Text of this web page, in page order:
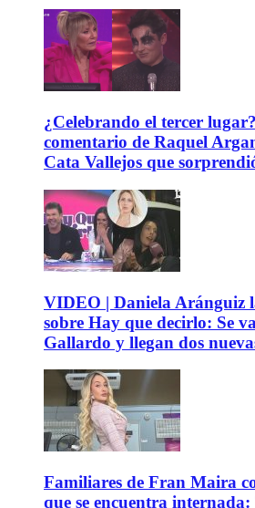
¿Celebrando el tercer
comentario de Raquel
Cata Vallejos que
VIDEO | Daniela Aránguiz
sobre Hay que decirlo: Se
Gallardo y llegan dos
Familiares de Fran Maira
que se encuentra